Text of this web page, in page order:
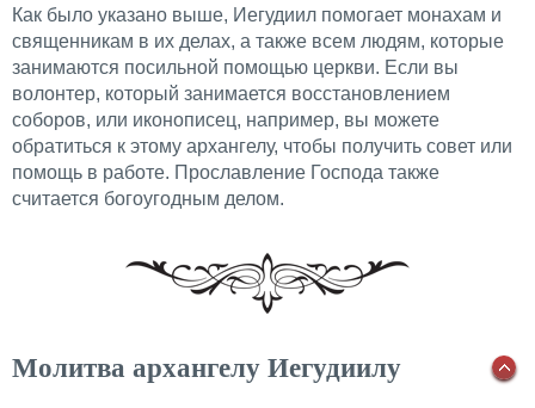
Как было указано выше, Иегудиил помогает монахам и
священникам в их делах, а также всем людям, которые
занимаются посильной помощью церкви. Если вы
волонтер, который занимается восстановлением
соборов, или иконописец, например, вы можете
обратиться к этому архангелу, чтобы получить совет или
помощь в работе. Прославление Господа также
считается богоугодным делом.
Молитва архангелу Иегудиилу